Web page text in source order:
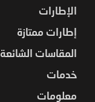
الإطارات
إطارات ممتازة
المقاسات الشائعة
خدمات
معلومات